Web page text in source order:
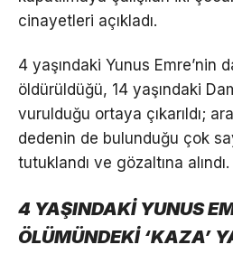
cinayetleri açıkladı.
4 yaşındaki Yunus Emre’nin
öldürüldüğü, 14 yaşındaki
vurulduğu ortaya çıkarıldı;
dedenin de bulunduğu çok
tutuklandı ve gözaltına alındı.
4 YAŞINDAKİ YUNUS
ÖLÜMÜNDEKİ ‘KAZA’